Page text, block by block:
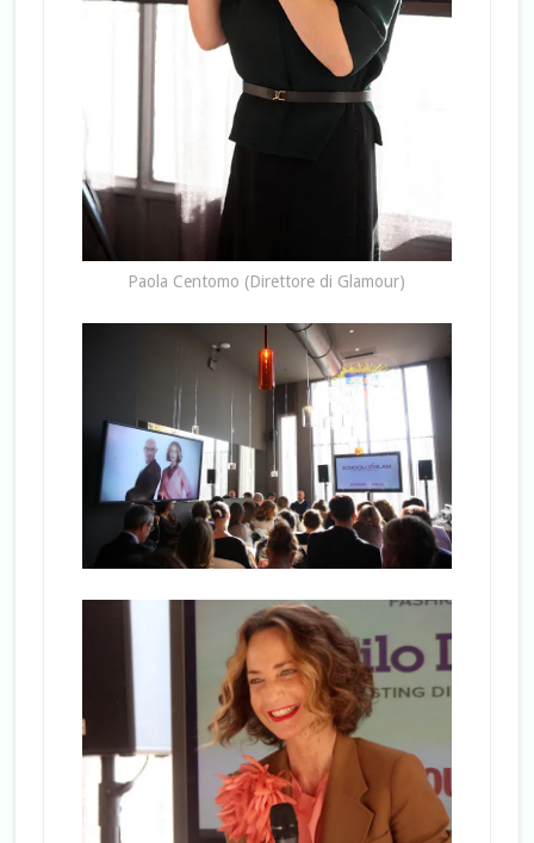
Paola Centomo (Direttore di Glamour)